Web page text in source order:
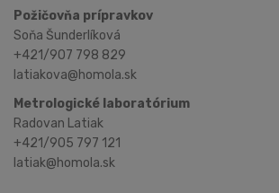
Požičovňa prípravkov
Soňa Šunderlíková
+421/907 798 829
latiakova@homola.sk
Metrologické laboratórium
Radovan Latiak
+421/905 797 121
latiak@homola.sk